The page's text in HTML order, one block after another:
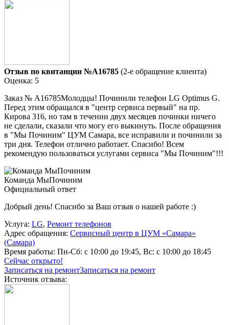
Отзыв по квитанции №A16785 (2-е обращение клиента)
Оценка: 5
Заказ № А16785Молодцы! Починили телефон LG Optimus G.
Перед этим обращался в "центр сервиса первый" на пр.
Кирова 316, но там в течении двух месяцев починки ничего
не сделали, сказали что могу его выкинуть. После обращения
в "Мы Починим" ЦУМ Самара, все исправили и починили за
три дня. Телефон отлично работает. Спасибо! Всем
рекомендую пользоваться услугами сервиса "Мы Починим"!!!
Команда МыПочиним
Официальный ответ
Добрый день! Спасибо за Ваш отзыв о нашей работе :)
Услуга: LG, Ремонт телефонов
Адрес обращения: Сервисный центр в ЦУМ «Самара»
(Самара)
Время работы: Пн-Сб: с 10:00 до 19:45, Вс: с 10:00 до 18:45
Сейчас открыто!
Записаться на ремонтЗаписаться на ремонт
Источник отзыва: